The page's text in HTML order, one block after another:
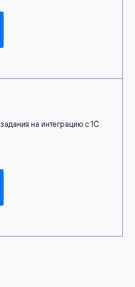
на интеграцию с 1С